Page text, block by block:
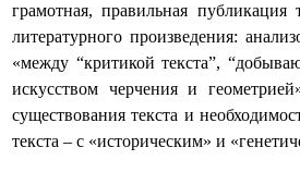
грамотная, правильная
литературного произведения:
«между “критикой текста”,
искусством черчения и
существования текста и
текста – с «историческим» и